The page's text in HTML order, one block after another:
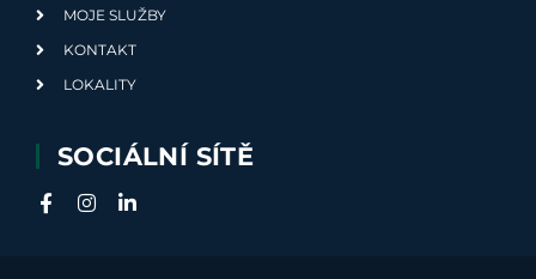
MOJE SLUŽBY
KONTAKT
LOKALITY
SOCIÁLNÍ SÍTĚ